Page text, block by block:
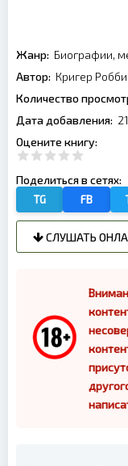
Жанр: Биографии,
Автор: Кригер Робби
Количество
Дата добавления:
Оцените книгу:
Поделиться в сетях:
TG FB
СЛУШАТЬ